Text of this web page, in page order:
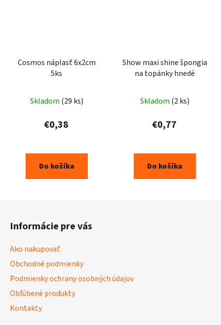
Cosmos náplasť 6x2cm
5ks
Skladom (29 ks)
€0,38
Do košíka
Show maxi shine špongia
na topánky hnedé
Skladom (2 ks)
€0,77
Do košíka
Informácie pre vás
Ako nakupovať
Obchodné podmienky
Podmienky ochrany osobných údajov
Obľúbené produkty
Kontakty